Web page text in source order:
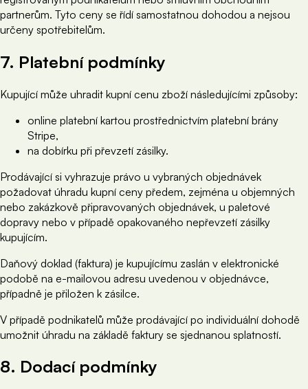
partnerům. Tyto ceny se řídí samostatnou dohodou a nejsou
určeny spotřebitelům.
7. Platební podmínky
Kupující může uhradit kupní cenu zboží následujícími způsoby:
online platební kartou prostřednictvím platební brány
Stripe,
na dobírku při převzetí zásilky.
Prodávající si vyhrazuje právo u vybraných objednávek
požadovat úhradu kupní ceny předem, zejména u objemných
nebo zakázkově připravovaných objednávek, u paletové
dopravy nebo v případě opakovaného nepřevzetí zásilky
kupujícím.
Daňový doklad (faktura) je kupujícímu zaslán v elektronické
podobě na e-mailovou adresu uvedenou v objednávce,
případně je přiložen k zásilce.
V případě podnikatelů může prodávající po individuální dohodě
umožnit úhradu na základě faktury se sjednanou splatností.
8. Dodací podmínky